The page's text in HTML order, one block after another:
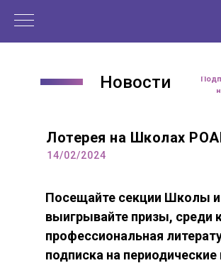
Новости
Лотерея на Школах
14/02/2024
Med.Studio.
д.м.н.
Посещайте секции Школы и
выигрывайте призы, среди
профессиональная
подписка на периодические